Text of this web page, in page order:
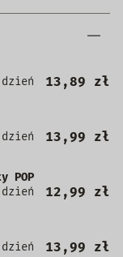
13,89 zł
13,99 zł
POP
12,99 zł
13,99 zł